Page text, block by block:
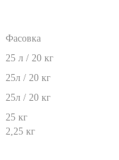
Фасовка
25 л / 20 кг
25л / 20 кг
25л / 20 кг
25 кг
2,25 кг